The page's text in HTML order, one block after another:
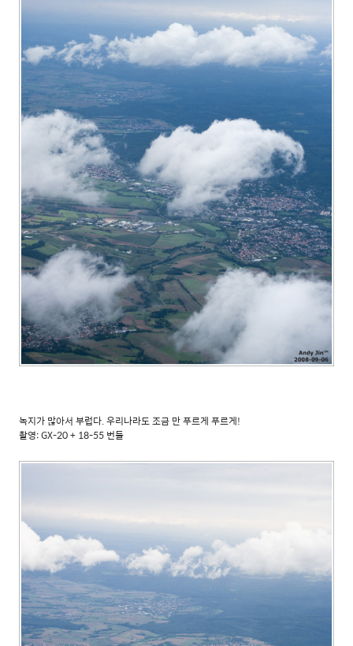
녹지가 많아서 부럽다. 우리나라도 조금 만 푸르게 푸르게!
촬영: GX-20 + 18-55 번들